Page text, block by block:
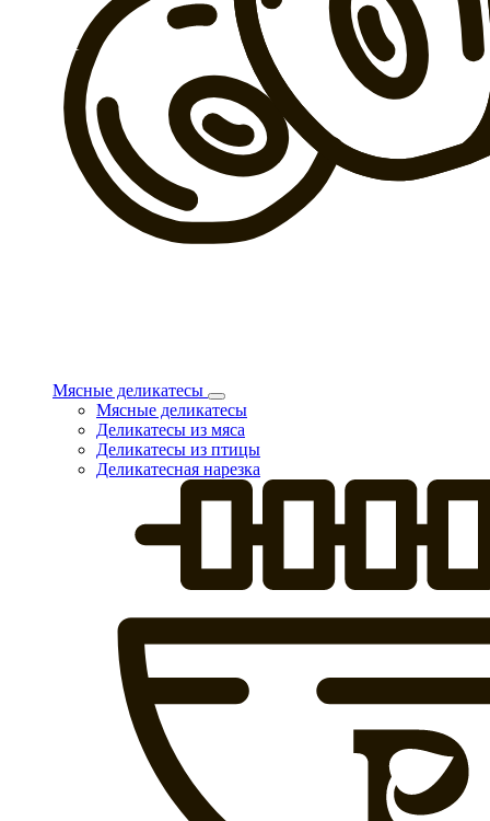
Мясные деликатесы
Мясные деликатесы
Деликатесы из мяса
Деликатесы из птицы
Деликатесная нарезка